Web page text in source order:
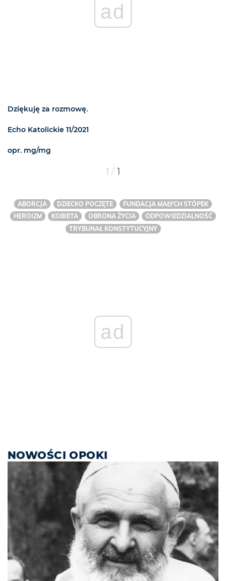
ad
Dziękuję za rozmowę.
Echo Katolickie 11/2021
opr. mg/mg
1 / 1
ABORCJA DZIECKO POCZĘTE
FUNDACJA MAŁYCH STÓPEK
HEROIZM
KOBIETA OBRONA ŻYCIA
ODPOWIEDZIALNOŚĆ
TRYBUNAŁ KONSTYTUCYJNY
ad
NOWOŚCI OPOKI